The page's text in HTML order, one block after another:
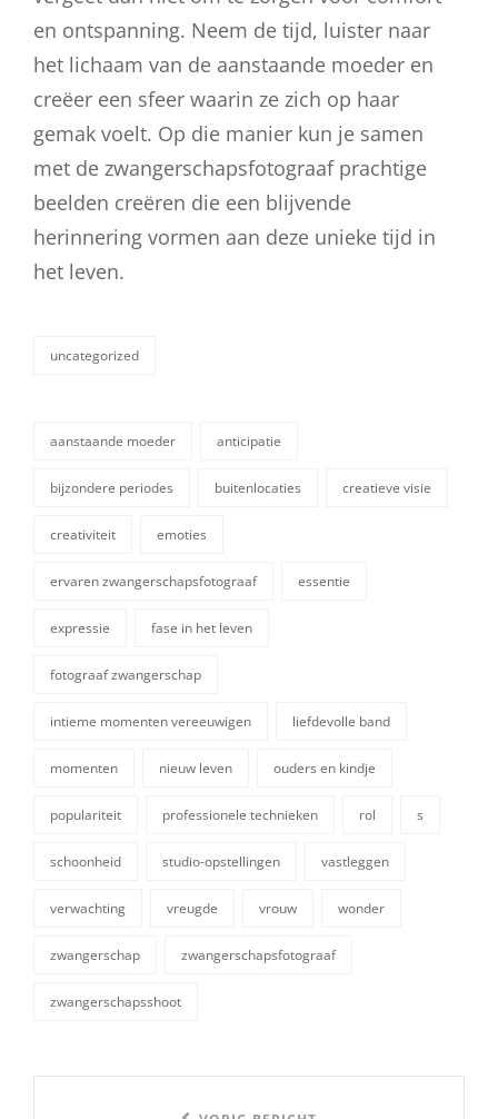
en ontspanning. Neem de tijd, luister naar
het lichaam van de aanstaande moeder en
creëer een sfeer waarin ze zich op haar
gemak voelt. Op die manier kun je samen
met de zwangerschapsfotograaf prachtige
beelden creëren die een blijvende
herinnering vormen aan deze unieke tijd in
het leven.
categorieën
uncategorized
aanstaande moeder anticipatie
bijzondere periodes buitenlocaties creatieve visie
creativiteit emoties
ervaren zwangerschapsfotograaf essentie
expressie fase in het leven
fotograaf zwangerschap
intieme momenten vereeuwigen liefdevolle band
momenten nieuw leven ouders en kindje
populariteit professionele technieken rol s
schoonheid studio-opstellingen vastleggen
verwachting vreugde vrouw wonder
zwangerschap zwangerschapsfotograaf
zwangerschapsshoot